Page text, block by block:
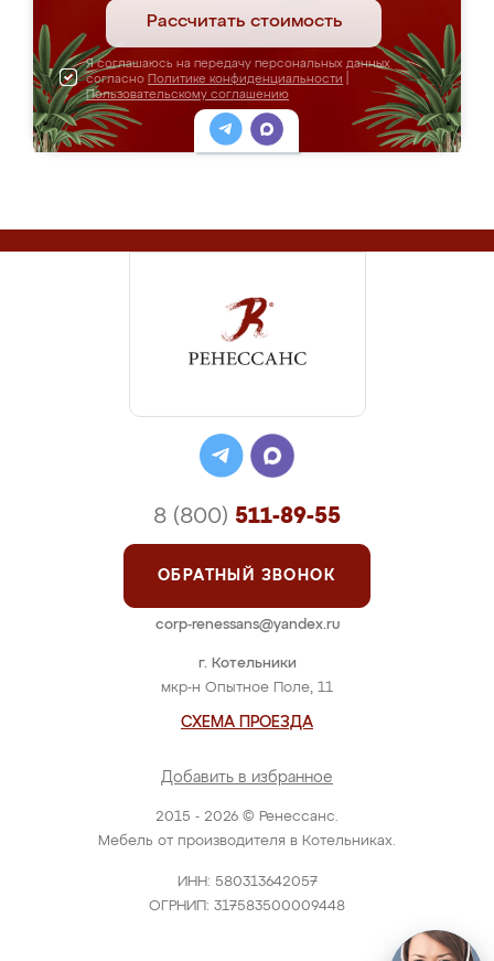
Рассчитать стоимость
Я соглашаюсь на передачу персональных данных
согласно Политике конфиденциальности
Пользовательскому соглашению
2015 - 2026 © Ренессанс.
Мебель от производителя в Котельниках.
ИНН: 580313642057
ОГРНИП: 317583500009448
г. Котельники
мкр-н Опытное Поле, 11
СХЕМА ПРОЕЗДА
Добавить в избранное
8 (800) 511-89-55
ОБРАТНЫЙ ЗВОНОК
corp-renessans@yandex.ru